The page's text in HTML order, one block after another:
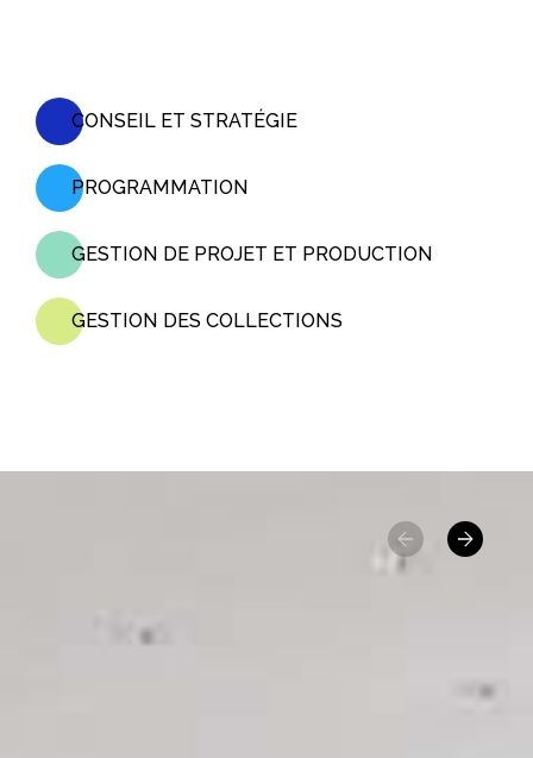
CONSEIL ET STRATÉGIE
PROGRAMMATION
GESTION DE PROJET ET PRODUCTION
GESTION DES COLLECTIONS